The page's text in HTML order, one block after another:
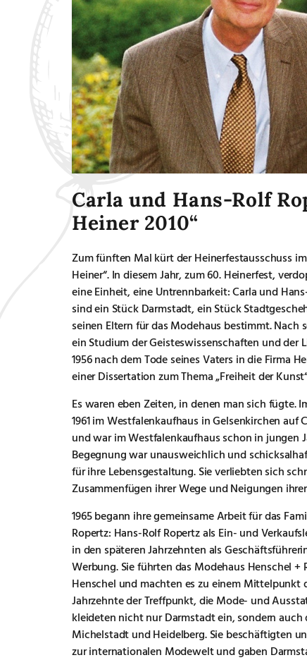
Carla und Hans-Rolf
Heiner 2010“
Zum fünften Mal kürt der Heinerfestausschuss
Heiner“. In diesem Jahr, zum 60. Heinerfest,
eine Einheit, eine Untrennbarkeit: Carla und
sind ein Stück Darmstadt, ein Stück
seinen Eltern für das Modehaus bestimmt.
ein Studium der Geisteswissenschaften und der
1956 nach dem Tode seines Vaters in die Firma
einer Dissertation zum Thema „Freiheit der
Es waren eben Zeiten, in denen man sich fügte.
1961 im Westfalenkaufhaus in Gelsenkirchen
und war im Westfalenkaufhaus schon in
Begegnung war unausweichlich und
für ihre Lebensgestaltung. Sie verliebten sich
Zusammenfügen ihrer Wege und Neigungen
1965 begann ihre gemeinsame Arbeit für das
Ropertz: Hans-Rolf Ropertz als Ein- und
in den späteren Jahrzehnten als
Werbung. Sie führten das Modehaus Henschel
Henschel und machten es zu einem Mittelpunkt
Jahrzehnte der Treffpunkt, die Mode- und
kleideten nicht nur Darmstadt ein, sondern
Michelstadt und Heidelberg. Sie beschäftigten
zur internationalen Modewelt und gaben